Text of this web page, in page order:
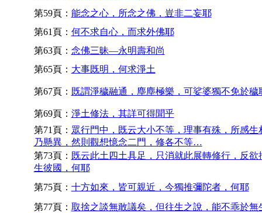
第59頁： 能念之心，所念之佛，豈非二妄耶
第61頁： 何不求自心，而求外佛耶
第63頁： 念佛三昧—永明壽和尚
第65頁： 大事既明，何求淨土
第67頁： 既謂淨穢融通，塵塵極樂，可娑婆獨不免於穢
第69頁： 淨土修法，其詳可得聞乎
第71頁： 眾行門中，既云大小不等，理事有殊，所感生
乃懸異，然則觀想憶念二門，修各不等…
第73頁： 既云此土四土具足，只消就此展轉修行，反欲
生彼國，何耶
第75頁： 十方如來，皆可親近，今獨推彌陀者，何耶
第77頁： 取捨之談無敢議矣，但往生之說，能不乖於無